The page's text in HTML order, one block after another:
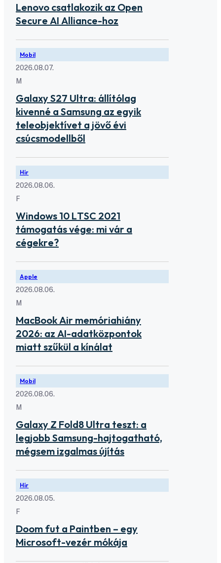
Lenovo csatlakozik az Open
Secure AI Alliance-hoz
Mobil
2026.08.07.
M
Galaxy S27 Ultra: állítólag
kivenné a Samsung az egyik
teleobjektívet a jövő évi
csúcsmodellből
Hír
2026.08.06.
F
Windows 10 LTSC 2021
támogatás vége: mi vár a
cégekre?
Apple
2026.08.06.
M
MacBook Air memóriahiány
2026: az AI-adatközpontok
miatt szűkül a kínálat
Mobil
2026.08.06.
M
Galaxy Z Fold8 Ultra teszt: a
legjobb Samsung-hajtogatható,
mégsem izgalmas újítás
Hír
2026.08.05.
F
Doom fut a Paintben – egy
Microsoft-vezér mókája